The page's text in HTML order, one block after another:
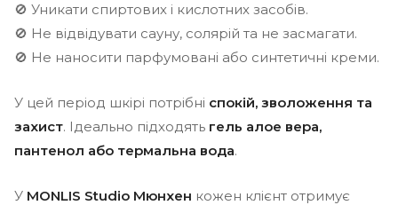
🚫 Уникати спиртових і кислотних засобів.
🚫 Не відвідувати сауну, солярій та не засмагати.
🚫 Не наносити парфумовані або синтетичні креми.
У цей період шкірі потрібні спокій, зволоження та
захист. Ідеально підходять гель алое вера,
пантенол або термальна вода.
У MONLIS Studio Мюнхен кожен клієнт отримує